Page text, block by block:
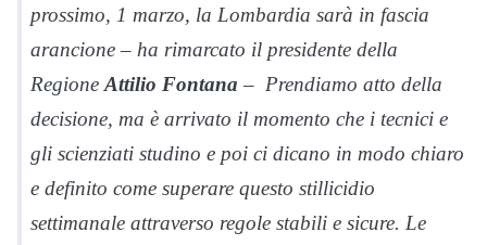
prossimo, 1 marzo, la Lombardia sarà in fascia
arancione – ha rimarcato il presidente della
RegioneAttilio Fontana – Prendiamo atto della
decisione, ma è arrivato il momento che i tecnici e
gli scienziati studino e poi ci dicano in modo chiaro
e definito come superare questo stillicidio
settimanale attraverso regole stabili e sicure. Le